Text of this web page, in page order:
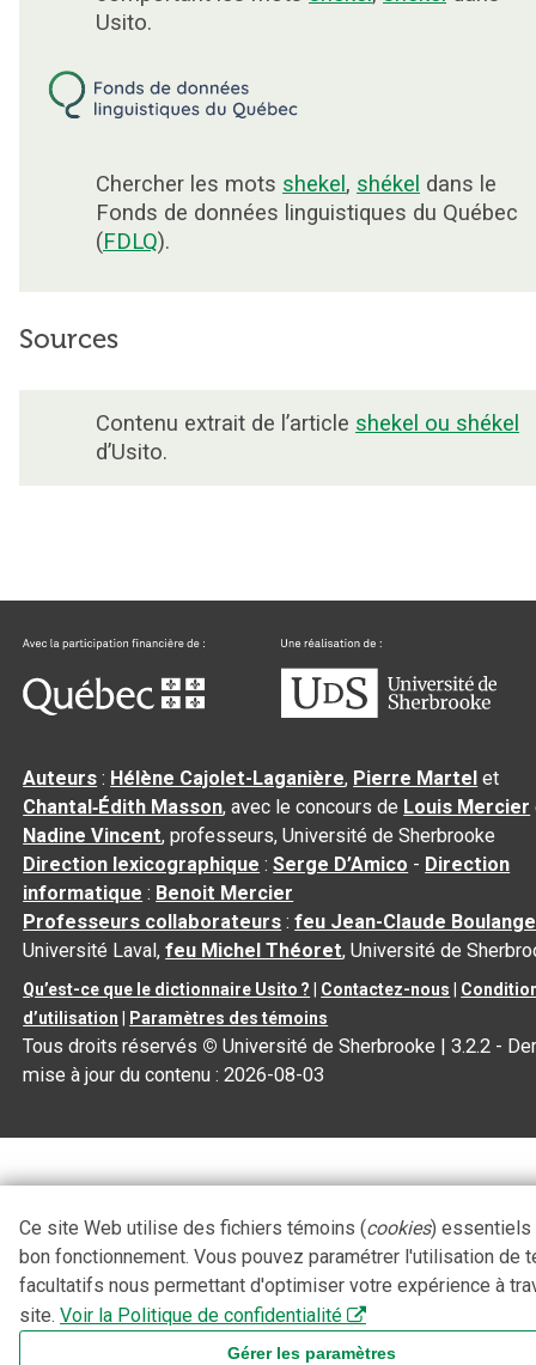
Usito.
Chercher les mots shekel , shékel dans le
Fonds de données linguistiques du Québec
(FDLQ).
Sources
Contenu extrait de l’article shekel ou shékel
d’Usito.
Auteurs : Hélène Cajolet-Laganière, Pierre Martel et
Chantal‑Édith Masson, avec le concours de Louis Mercier
Nadine Vincent, professeurs, Université de Sherbrooke
Direction lexicographique :Serge D’Amico - Direction
informatique : Benoit Mercier
Professeurs collaborateurs :feu Jean-Claude
Université Laval,feu Michel Théoret, Université de
Qu’est-ce que le dictionnaire Usito ? Contactez-nous
d’utilisation
Paramètres des témoins
Tous droits réservés © Université de Sherbrooke |3.2.2 -
mise à jour du contenu :2026-08-03
Ce site Web utilise des fichiers témoins (cookies) essentiels
bon fonctionnement. Vous pouvez paramétrer l'utilisation de
facultatifs nous permettant d'optimiser votre expérience à
site. Voir la Politique de confidentialité
Gérer les paramètres